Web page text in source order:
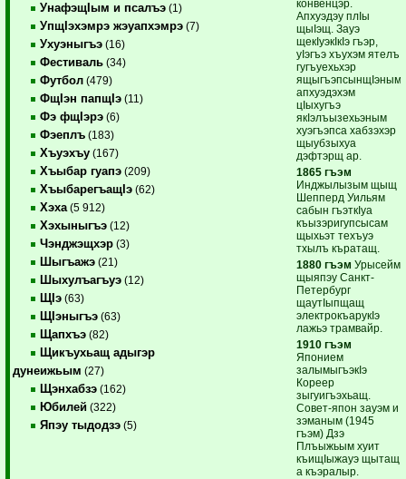
УнафэщIым и псалъэ (1)
УпщIэхэмрэ жэуапхэмрэ (7)
Ухуэныгъэ (16)
Фестиваль (34)
Футбол (479)
ФщIэн папщIэ (11)
Фэ фщIэрэ (6)
Фэеплъ (183)
Хъуэхъу (167)
Хъыбар гуапэ (209)
ХъыбарегъащIэ (62)
Хэха (5 912)
Хэхыныгъэ (12)
Чэнджэщхэр (3)
Шыгъажэ (21)
Шыхулъагъуэ (12)
ЩIэ (63)
ЩIэныгъэ (63)
Щапхъэ (82)
Щикъухьащ адыгэр
дунеижьым (27)
Щэнхабзэ (162)
Юбилей (322)
Япэу тыдодзэ (5)
конвенцэр.
Апхуэдэу плIы
щыIэщ. Зауэ
щекIуэкIкIэ гъэр,
уIэгъэ хъухэм ятелъ
гугъуехьхэр
ящыгъэпсынщIэным,
апхуэдэхэм
цIыхугъэ
якIэлъызехьэным
хуэгъэпса хабзэхэр
щыубзыхуа
дэфтэрщ ар.
1865 гъэм
Инджылызым щыщ
Шепперд Уильям
сабын гъэткIуа
къызэригупсысам
щыхьэт техъуэ
тхылъ къратащ.
1880 гъэм Урысейм
щыяпэу Санкт-
Петербург
щаутIыпщащ
электрокъарукIэ
лажьэ трамвайр.
1910 гъэм
Японием
залымыгъэкIэ
Кореер
зыгуигъэхьащ.
Совет-япон зауэм и
зэманым (1945
гъэм) Дзэ
Плъыжьым хуит
къищIыжауэ щытащ
а къэралыр.